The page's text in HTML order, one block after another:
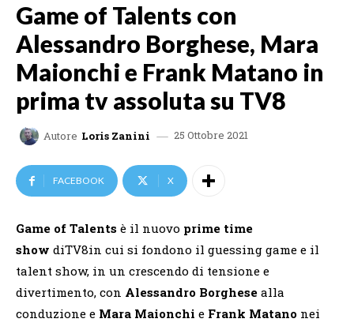
Game of Talents con
Alessandro Borghese, Mara
Maionchi e Frank Matano in
prima tv assoluta su TV8
Autore Loris Zanini 25 Ottobre 2021
FACEBOOK X
Game of Talents è il nuovo prime time
show diTV8in cui si fondono il guessing game e il
talent show, in un crescendo di tensione e
divertimento, con Alessandro Borghese alla
conduzione e Mara Maionchi e Frank Matano nei